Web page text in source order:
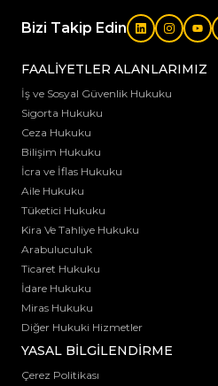
Bizi Takip Edin
FAALİYETLER ALANLARIMIZ
İş ve Sosyal Güvenlik Hukuku
Sigorta Hukuku
Ceza Hukuku
Bilişim Hukuku
İcra ve İflas Hukuku
Aile Hukuku
Tüketici Hukuku
Kira Ve Tahliye Hukuku
Arabuluculuk
Ticaret Hukuku
İdare Hukuku
Miras Hukuku
Diğer Hukuki Hizmetler
YASAL BİLGİLENDİRME
Çerez Politikası